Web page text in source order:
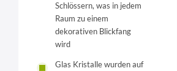
Schlössern, was in jedem
Raum zu einem
dekorativen Blickfang
wird
Glas Kristalle wurden auf